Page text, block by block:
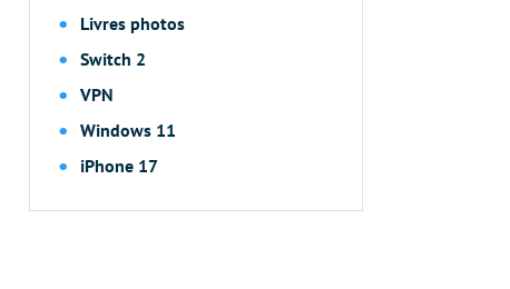
Livres photos
Switch 2
VPN
Windows 11
iPhone 17